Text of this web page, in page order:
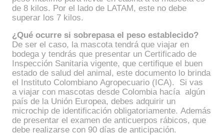
de 8 kilos. Por el lado de LATAM, este no debe
superar los 7 kilos.
¿Qué ocurre si sobrepasa el peso establecido?
De ser el caso, la mascota tendrá que viajar en
bodega y tendrás que presentar un Certificado de
Inspección Sanitaria vigente, que certifique el buen
estado de salud del animal, este documento lo brinda
el Instituto Colombiano Agropecuario (ICA). Si vas
a viajar con mascotas desde Colombia hacía algún
país de la Unión Europea, debes adquirir un
microchip de identificación obligatoriamente. Además
de presentar el examen de anticuerpos rábicos, que
debe realizarse con 90 días de anticipación.